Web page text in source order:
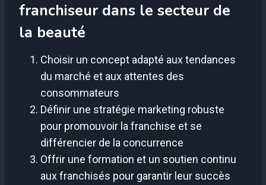
franchiseur dans le secteur de
la beauté
Choisir un concept adapté aux tendances
du marché et aux attentes des
consommateurs
Définir une stratégie marketing robuste
pour promouvoir la franchise et se
différencier de la concurrence
Offrir une formation et un soutien continu
aux franchisés pour garantir leur succès